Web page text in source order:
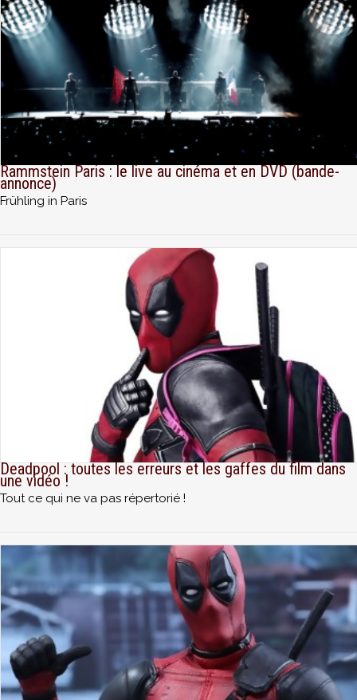
Rammstein Paris : le live au cinéma et en DVD (bande-
annonce)
Frühling in Paris
Deadpool : toutes les erreurs et les gaffes du film dans
une vidéo !
Tout ce qui ne va pas répertorié !